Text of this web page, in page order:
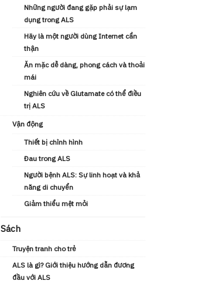
Những người đang gặp phải sự lạm
dụng trong ALS
Hãy là một người dùng Internet cẩn
thận
Ăn mặc dễ dàng, phong cách và thoải
mái
Nghiên cứu về Glutamate có thể điều
trị ALS
Vận động
Thiết bị chỉnh hình
Đau trong ALS
Người bệnh ALS: Sự linh hoạt và khả
năng di chuyển
Giảm thiểu mệt mỏi
Sách
Truyện tranh cho trẻ
ALS là gì? Giới thiệu hướng dẫn đương
đầu với ALS